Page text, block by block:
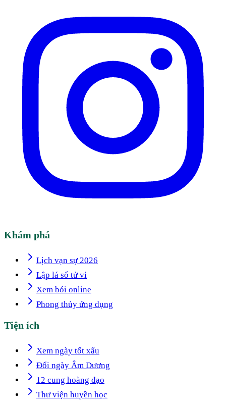
Khám phá
Lịch vạn sự 2026
Lập lá số tử vi
Xem bói online
Phong thủy ứng dụng
Tiện ích
Xem ngày tốt xấu
Đổi ngày Âm Dương
12 cung hoàng đạo
Thư viện huyền học